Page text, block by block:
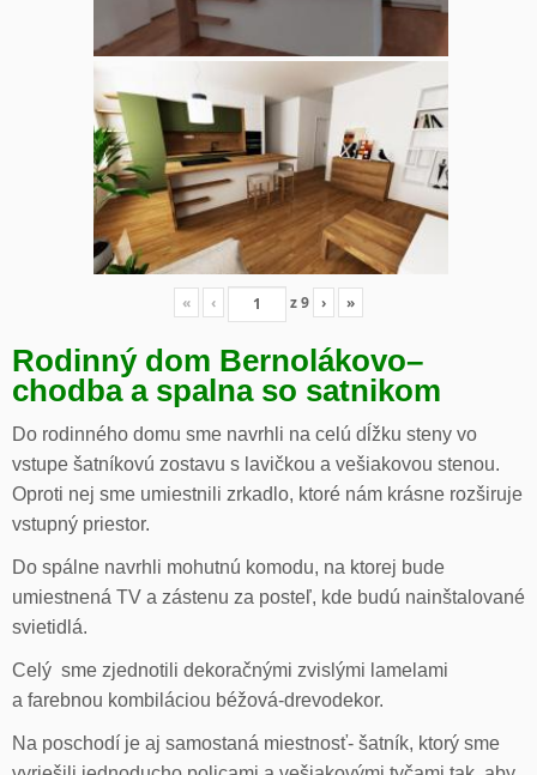
« ‹ z9 › »
Rodinný dom Bernolákovo–
chodba a spalna so satnikom
Do rodinného domu sme navrhli na celú dĺžku steny vo
vstupe šatníkovú zostavu s lavičkou a vešiakovou stenou.
Oproti nej sme umiestnili zrkadlo, ktoré nám krásne rozširuje
vstupný priestor.
Do spálne navrhli mohutnú komodu, na ktorej bude
umiestnená TV a zástenu za posteľ, kde budú nainštalované
svietidlá.
Celý sme zjednotili dekoračnými zvislými lamelami
a farebnou kombiláciou béžová-drevodekor.
Na poschodí je aj samostaná miestnosť- šatník, ktorý sme